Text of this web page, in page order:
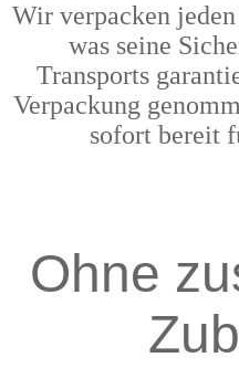
Wir verpacken
was seine
Transports
Verpackung
sofort bereit
Ohne